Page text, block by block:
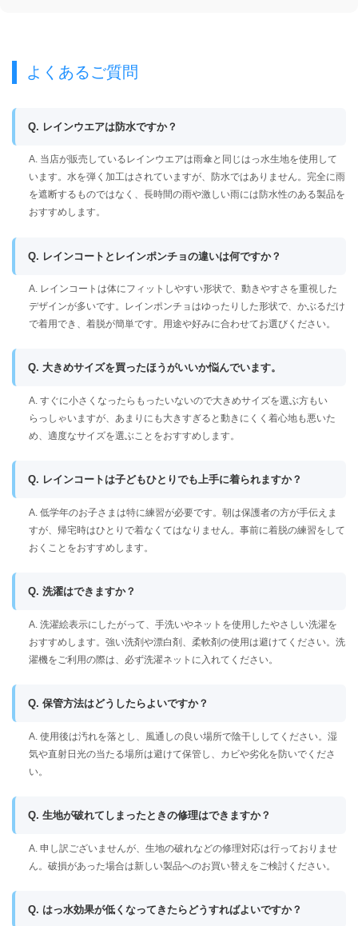
よくあるご質問
Q. レインウエアは防水ですか？
A. 当店が販売しているレインウエアは雨傘と同じはっ水生地を使用して
います。水を弾く加工はされていますが、防水ではありません。完全に雨
を遮断するものではなく、長時間の雨や激しい雨には防水性のある製品を
おすすめします。
Q. レインコートとレインポンチョの違いは何ですか？
A. レインコートは体にフィットしやすい形状で、動きやすさを重視した
デザインが多いです。レインポンチョはゆったりした形状で、かぶるだけ
で着用でき、着脱が簡単です。用途や好みに合わせてお選びください。
Q. 大きめサイズを買ったほうがいいか悩んでいます。
A. すぐに小さくなったらもったいないので大きめサイズを選ぶ方もい
らっしゃいますが、あまりにも大きすぎると動きにくく着心地も悪いた
め、適度なサイズを選ぶことをおすすめします。
Q. レインコートは子どもひとりでも上手に着られますか？
A. 低学年のお子さまは特に練習が必要です。朝は保護者の方が手伝えま
すが、帰宅時はひとりで着なくてはなりません。事前に着脱の練習をして
おくことをおすすめします。
Q. 洗濯はできますか？
A. 洗濯絵表示にしたがって、手洗いやネットを使用したやさしい洗濯を
おすすめします。強い洗剤や漂白剤、柔軟剤の使用は避けてください。洗
濯機をご利用の際は、必ず洗濯ネットに入れてください。
Q. 保管方法はどうしたらよいですか？
A. 使用後は汚れを落とし、風通しの良い場所で陰干ししてください。湿
気や直射日光の当たる場所は避けて保管し、カビや劣化を防いでくださ
い。
Q. 生地が破れてしまったときの修理はできますか？
A. 申し訳ございませんが、生地の破れなどの修理対応は行っておりませ
ん。破損があった場合は新しい製品へのお買い替えをご検討ください。
Q. はっ水効果が低くなってきたらどうすればよいですか？